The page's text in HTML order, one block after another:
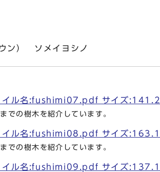
ン） ソメイヨシノ
イル名:fushimi07.pdf サイズ
の樹木を紹介しています。
イル名:fushimi08.pdf サイズ
の樹木を紹介しています。
イル名:fushimi09.pdf サイズ